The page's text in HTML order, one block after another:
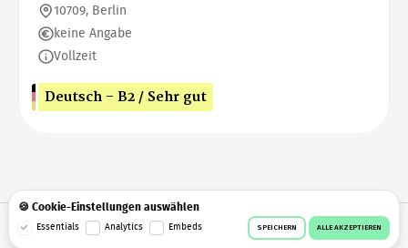
10709, Berlin
keine Angabe
Vollzeit
Deutsch - B2 / Sehr gut
© 2026 Workeer Datenschutz AGB
Impressum
🍪 Cookie-Einstellungen auswählen
Essentials Analytics Embeds SPEICHERN ALLE AKZEPTIEREN